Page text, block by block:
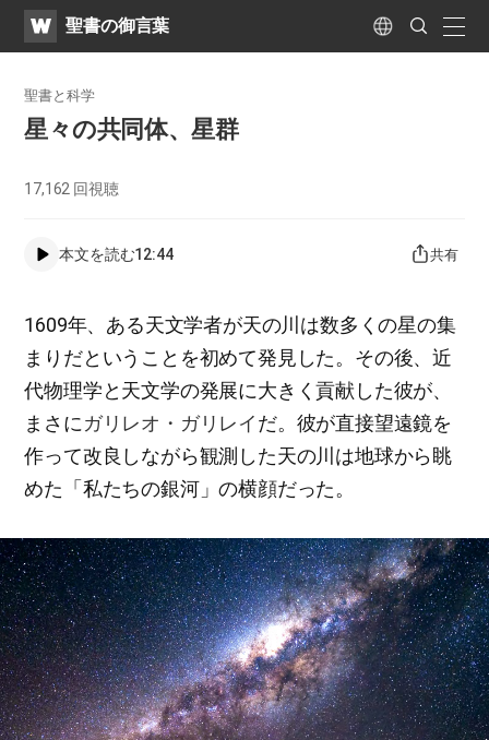
WATV聖書の御言葉 Language
Search
Submit
聖書と科学
星々の共同体、星群
17,162 回視聴
本文を読む12:44 共有
1609年、ある天文学者が天の川は数多くの星の集
まりだということを初めて発見した。その後、近
代物理学と天文学の発展に大きく貢献した彼が、
まさにガリレオ・ガリレイだ。彼が直接望遠鏡を
作って改良しながら観測した天の川は地球から眺
めた「私たちの銀河」の横顔だった。